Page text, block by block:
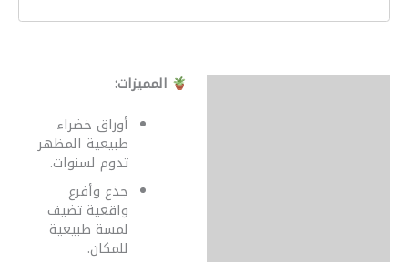
المميزات:
أوراق خضراء
طبيعية المظهر
تدوم لسنوات.
جذع وأفرع
واقعية تضيف
لمسة طبيعية
للمكان.